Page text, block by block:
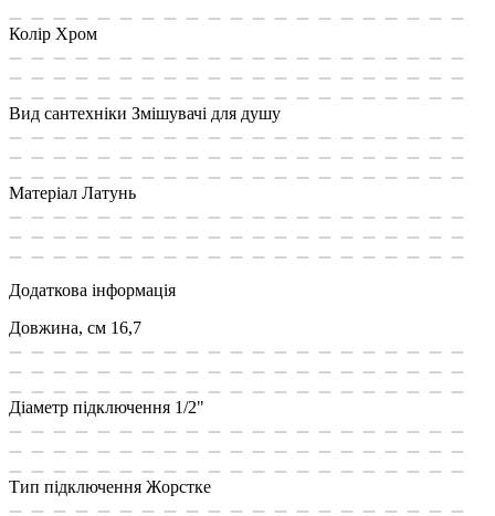
Колір Хром
Вид сантехніки Змішувачі для душу
Матеріал Латунь
Додаткова інформація
Довжина, см 16,7
Діаметр підключення 1/2"
Тип підключення Жoрстке